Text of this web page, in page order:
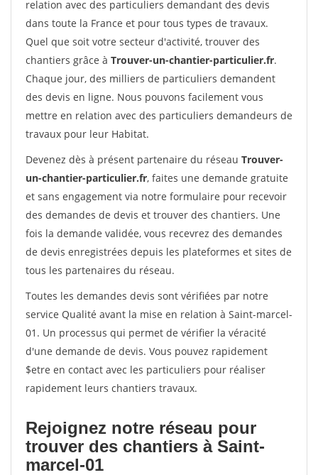
relation avec des particuliers demandant des devis
dans toute la France et pour tous types de travaux.
Quel que soit votre secteur d'activité, trouver des
chantiers grâce à Trouver-un-chantier-particulier.fr.
Chaque jour, des milliers de particuliers demandent
des devis en ligne. Nous pouvons facilement vous
mettre en relation avec des particuliers demandeurs de
travaux pour leur Habitat.
Devenez dès à présent partenaire du réseau Trouver-
un-chantier-particulier.fr, faites une demande gratuite
et sans engagement via notre formulaire pour recevoir
des demandes de devis et trouver des chantiers. Une
fois la demande validée, vous recevrez des demandes
de devis enregistrées depuis les plateformes et sites de
tous les partenaires du réseau.
Toutes les demandes devis sont vérifiées par notre
service Qualité avant la mise en relation à Saint-marcel-
01. Un processus qui permet de vérifier la véracité
d'une demande de devis. Vous pouvez rapidement
$etre en contact avec les particuliers pour réaliser
rapidement leurs chantiers travaux.
Rejoignez notre réseau pour
trouver des chantiers à Saint-
marcel-01